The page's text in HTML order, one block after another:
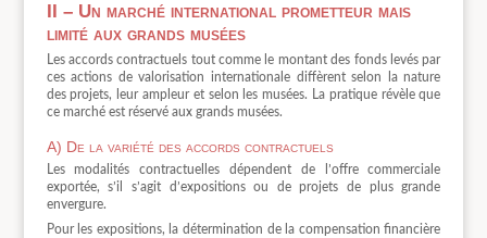
II – Un marché international prometteur mais
limité aux grands musées
Les accords contractuels tout comme le montant des fonds levés par
ces actions de valorisation internationale diffèrent selon la nature
des projets, leur ampleur et selon les musées. La pratique révèle que
ce marché est réservé aux grands musées.
A) De la variété des accords contractuels
Les modalités contractuelles dépendent de l’offre commerciale
exportée, s’il s’agit d’expositions ou de projets de plus grande
envergure.
Pour les expositions, la détermination de la compensation financière